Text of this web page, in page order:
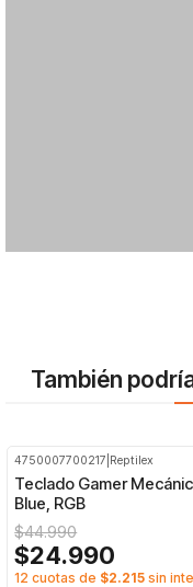
También
4750007700217 Reptilex
Teclado Gamer
Blue, RGB
$44.990
$24.990
12 cuotas de $2.215 sin